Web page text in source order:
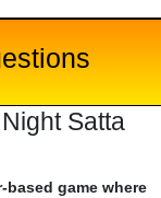
Satta
based game where